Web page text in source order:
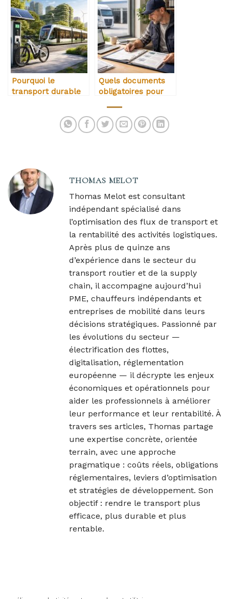
les entreprises
Pourquoi le
transport durable
Quels documents
obligatoires pour
THOMAS MELOT
Thomas Melot est consultant
indépendant spécialisé dans
l’optimisation des flux de transport et
la rentabilité des activités logistiques.
Après plus de quinze ans
d’expérience dans le secteur du
transport routier et de la supply
chain, il accompagne aujourd’hui
PME, chauffeurs indépendants et
entreprises de mobilité dans leurs
décisions stratégiques. Passionné par
les évolutions du secteur —
électrification des flottes,
digitalisation, réglementation
européenne — il décrypte les enjeux
économiques et opérationnels pour
aider les professionnels à améliorer
leur performance et leur rentabilité. À
travers ses articles, Thomas partage
une expertise concrète, orientée
terrain, avec une approche
pragmatique : coûts réels, obligations
réglementaires, leviers d’optimisation
et stratégies de développement. Son
objectif : rendre le transport plus
efficace, plus durable et plus
rentable.